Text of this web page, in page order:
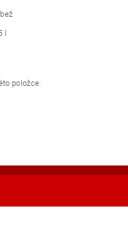
položce.